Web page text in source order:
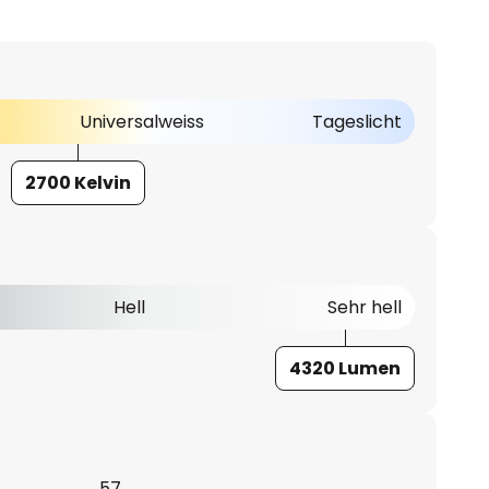
Universalweiss Tageslicht
2700 Kelvin
Hell Sehr hell
4320 Lumen